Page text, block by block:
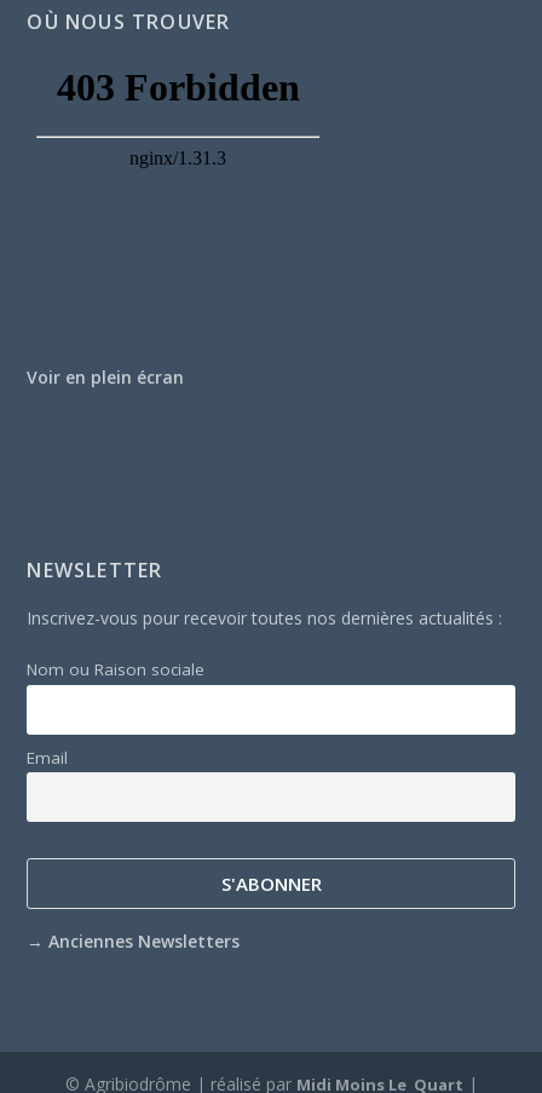
OÙ NOUS TROUVER
Voir en plein écran
NEWSLETTER
Inscrivez-vous pour recevoir toutes nos dernières actualités :
Nom ou Raison sociale
Email
→Anciennes Newsletters
© Agribiodrôme | réalisé par Midi Moins Le Quart |